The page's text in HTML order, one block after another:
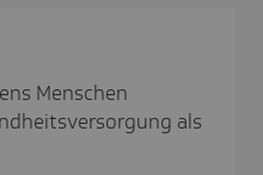
Menschen
als